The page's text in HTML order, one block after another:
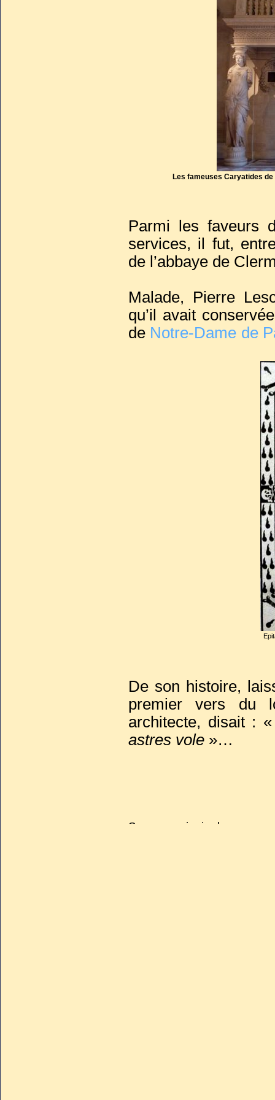
Les fameuses Caryatides
Parmi les faveurs
services, il fut,
de l’abbaye de
Malade, Pierre
qu’il avait
de Notre-Dame de
de l’inhumer avec
de la chapelle
de Czestochowa
Deux mois avant
faveur de son
de son oncle une
une épitaphe en
De son histoire,
premier vers du
architecte, disait :
astres vole »…
Sources principales :